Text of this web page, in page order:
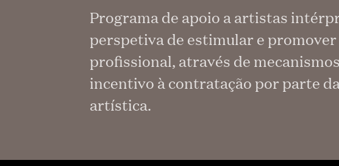
Programa de apoio a artistas
perspetiva de estimular e promover
profissional, através de
incentivo à contratação por parte
artística.